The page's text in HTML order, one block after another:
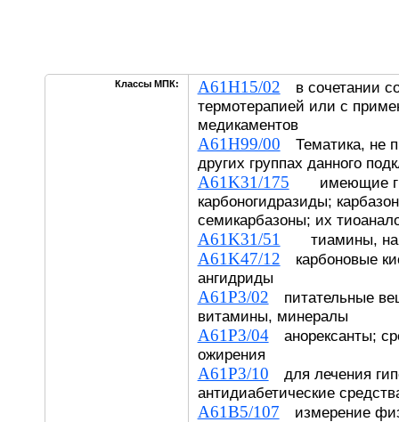
Классы МПК: A61H15/02 в сочетании
термотерапией или с
медикаментов
A61H99/00 Тематика, не
других группах данного
A61K31/175 имеющие
карбоногидразиды;
семикарбазоны; их
A61K31/51 тиамины,
A61K47/12 карбоновые
ангидриды
A61P3/02 питательные
витамины, минералы
A61P3/04анорексанты;
ожирения
A61P3/10 для лечения
антидиабетические
A61B5/107 измерение